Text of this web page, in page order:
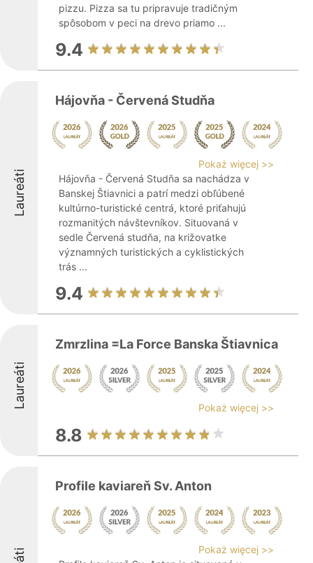
pizzu. Pizza sa tu pripravuje tradičným
spôsobom v peci na drevo priamo ...
9.4
Laureáti
Hájovňa - Červená Studňa
Pokaż więcej >>
Hájovňa - Červená Studňa sa nachádza v
Banskej Štiavnici a patrí medzi obľúbené
kultúrno-turistické centrá, ktoré priťahujú
rozmanitých návštevníkov. Situovaná v
sedle Červená studňa, na križovatke
významných turistických a cyklistických
trás ...
9.4
Laureáti
Zmrzlina =La Force Banska Štiavnica
Pokaż więcej >>
8.8
Profile kaviareň Sv. Anton
Pokaż więcej >>